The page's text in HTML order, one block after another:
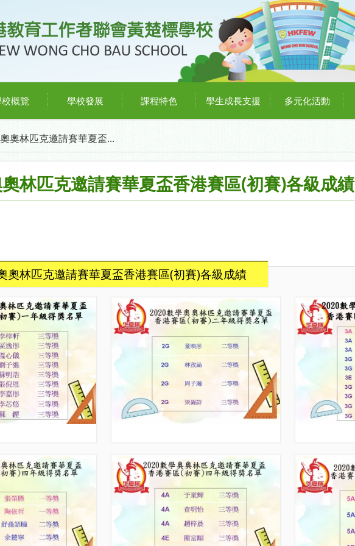
概覽 學校發展 課程特色 學生成長支援 多元化活動
奧林匹克邀請賽華夏盃...
林匹克邀請賽華夏盃香港賽區(初賽)各級成績
奧林匹克邀請賽華夏盃香港賽區(初賽)各級成績